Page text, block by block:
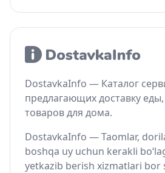
DostavkaInfo — Каталог
предлагающих доставку еды,
товаров для дома.
DostavkaInfo — Taomlar,
boshqa uy uchun kerakli
yetkazib berish xizmatlari bor